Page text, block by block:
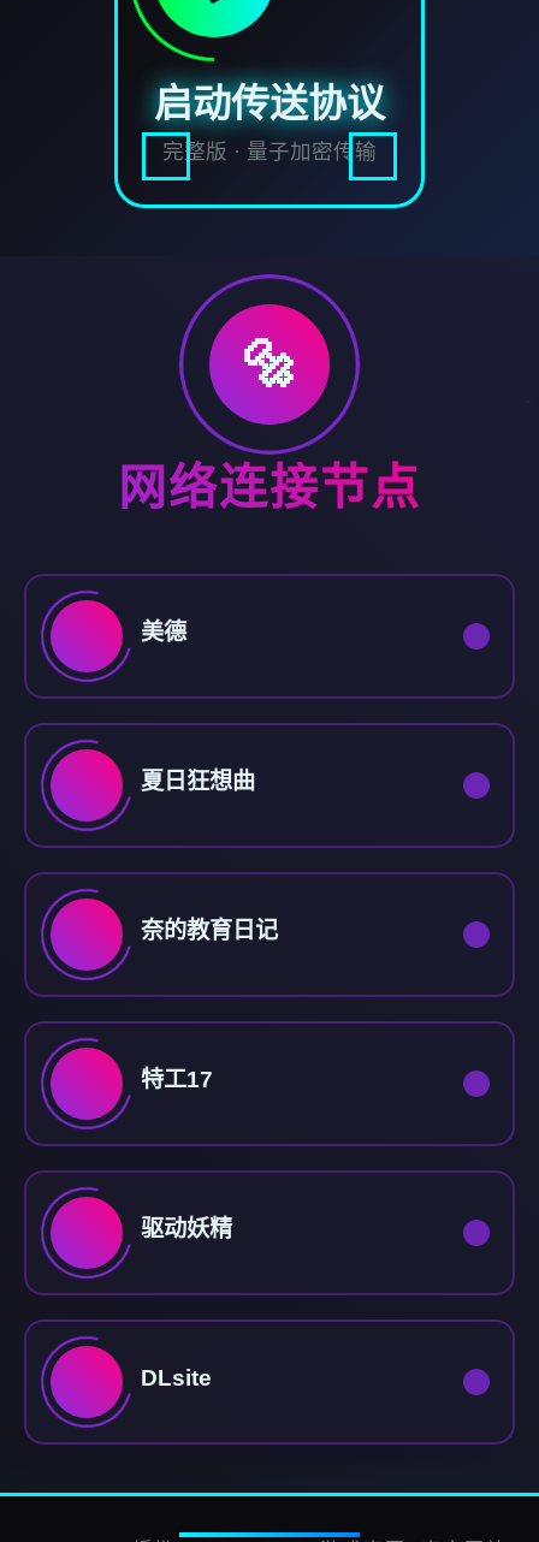
启动传送协议
完整版 · 量子加密传输
🔩
网络连接节点
美德
夏日狂想曲
奈的教育日记
特工17
驱动妖精
DLsite